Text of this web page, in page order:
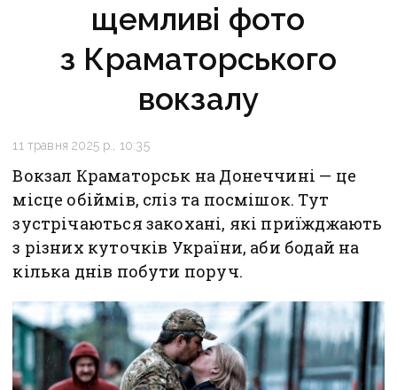
щемливі фото
з Краматорського
вокзалу
11 травня 2025 р., 10:35
Вокзал Краматорськ на Донеччині — це
місце обіймів, сліз та посмішок. Тут
зустрічаються закохані, які приїжджають
з різних куточків України, аби бодай на
кілька днів побути поруч.